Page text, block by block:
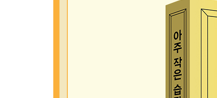
구글과 아마존에서 파는 것 ｜ 노력은 최소로, 성과
Chapter 14. 그들은 어떻게 나쁜 습관을 버리는가